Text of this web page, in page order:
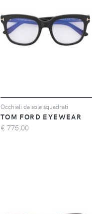
Occhiali da sole squadrati
TOM FORD EYEWEAR
€ 775,00